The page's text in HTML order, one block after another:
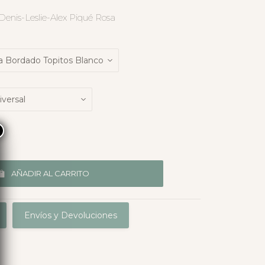
Leslie-Alex Piqué Rosa
AÑADIR AL CARRITO
Envíos y Devoluciones